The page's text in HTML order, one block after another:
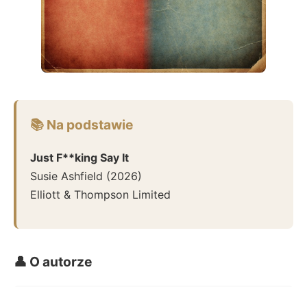
📚 Na podstawie
Just F**king Say It
Susie Ashfield (2026)
Elliott & Thompson Limited
👤 O autorze